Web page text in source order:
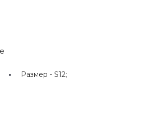
Размер -S12;